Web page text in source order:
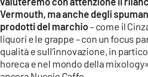
Vermouth, ma anche degli
prodotti del marchio– come il
liquori e le grappe – con un focus
qualità e sull’innovazione, in
horeca e nel mondo della